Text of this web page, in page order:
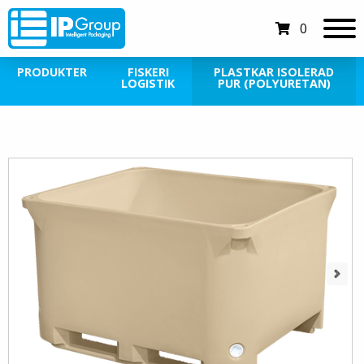
0
PRODUKTER FISKERI
LOGISTIK
PLASTKAR ISOLERAD
PUR (POLYURETAN)